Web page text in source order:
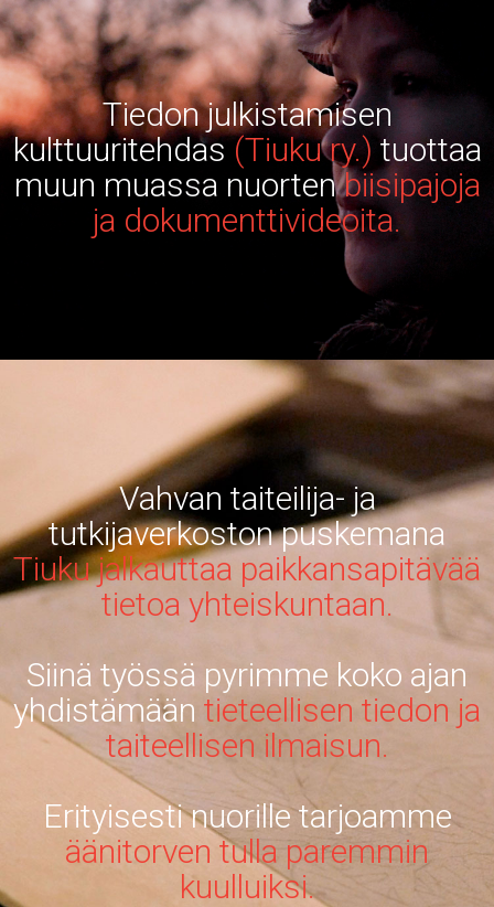
Tiedon julkistamisen
kulttuuritehdas(Tiuku ry.) tuottaa
muun muassa nuortenbiisipajoja
ja dokumenttivideoita.
Vahvan taiteilija- ja
tutkijaverkoston puskemana
Tiuku jalkauttaa paikkansapitävää
tietoa yhteiskuntaan.
Siinä työssä pyrimme koko ajan
yhdistämään tieteellisen tiedon ja
taiteellisen ilmaisun.
Erityisesti nuorille tarjoamme
äänitorven tulla paremmin
kuulluiksi.